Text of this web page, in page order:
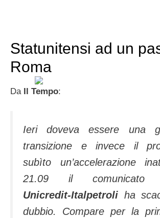
Statunitensi ad un
Roma
Da Il Tempo:
Ieri doveva essere una
transizione e invece il
subìto un’accelerazione
21.09 il comunicato
Unicredit-Italpetroli ha
dubbio. Compare per la